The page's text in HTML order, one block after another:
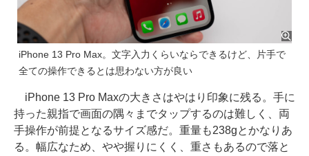
iPhone 13 Pro Max。文字入力くらいならできるけど、片手で
全ての操作できるとは思わない方が良い
iPhone 13 Pro Maxの大きさはやはり印象に残る。手に
持った親指で画面の隅々までタップするのは難しく、両
手操作が前提となるサイズ感だ。重量も238gとかなりあ
る。幅広なため、やや握りにくく、重さもあるので落と